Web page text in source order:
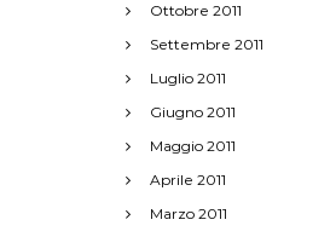
Ottobre 2011
Settembre 2011
Luglio 2011
Giugno 2011
Maggio 2011
Aprile 2011
Marzo 2011